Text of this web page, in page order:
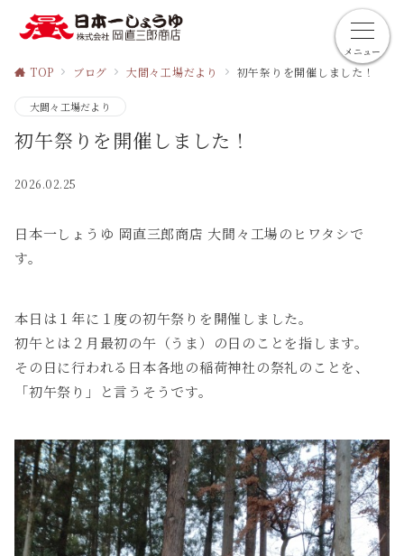
TOP ブログ 大間々工場だより 初午祭りを開催しました！
大間々工場だより
初午祭りを開催しました！
2026.02.25
日本一しょうゆ 岡直三郎商店 大間々工場のヒワタシで
す。
本日は１年に１度の初午祭りを開催しました。
初午とは２月最初の午（うま）の日のことを指します。
その日に行われる日本各地の稲荷神社の祭礼のことを、
「初午祭り」と言うそうです。
メニュー